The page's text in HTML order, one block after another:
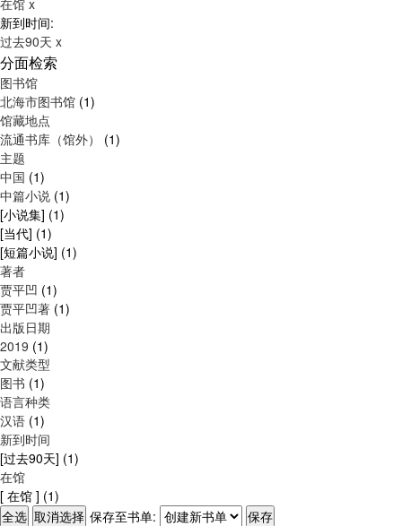
新到时间:
过去90天 x
分面检索
图书馆
北海市图书馆 (1)
馆藏地点
流通书库（馆外） (1)
主题
中国 (1)
中篇小说 (1)
[小说集] (1)
[当代] (1)
[短篇小说] (1)
著者
贾平凹 (1)
贾平凹著 (1)
出版日期
2019 (1)
文献类型
图书 (1)
语言种类
汉语 (1)
新到时间
[过去90天] (1)
在馆
[ 在馆 ] (1)
保存至书单: